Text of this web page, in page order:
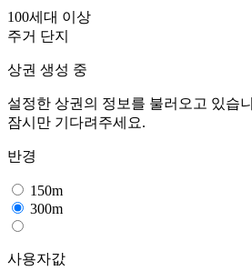
100세대 이상
주거 단지
상권 생성 중
설정한 상권의 정보를 불러오고 있습
잠시만 기다려주세요.
반경
150m
300m
사용자값